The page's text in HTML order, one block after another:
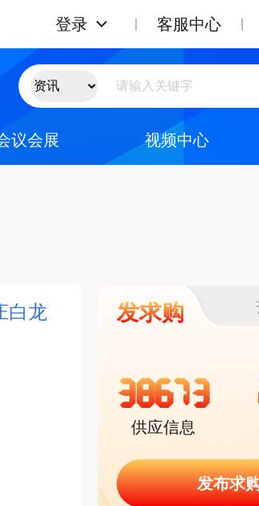
登录 客服中心
议会展 视频中心
白龙
发求购
38673
供应信息
发布求